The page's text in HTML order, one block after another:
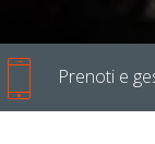
Prenoti e